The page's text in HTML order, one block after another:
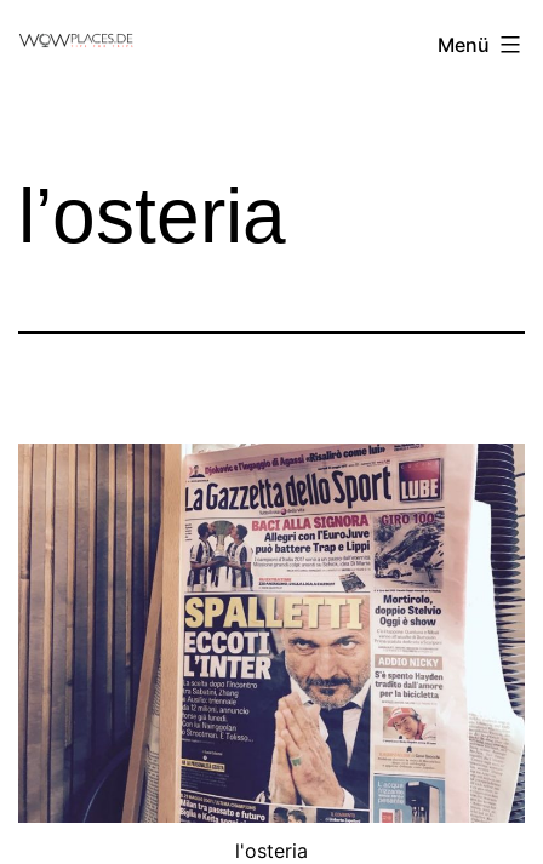
Reiseblog
Menü
l’osteria
l'osteria